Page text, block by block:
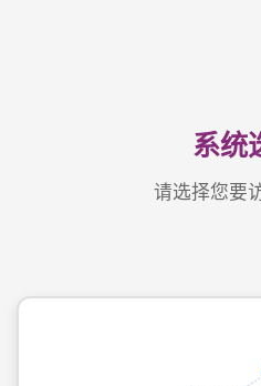
系统
请选择您要